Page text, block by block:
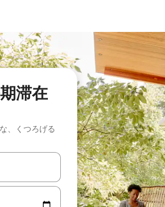
滞在
、くつろげる
キーを使って移動するか、画面をタッチまたは